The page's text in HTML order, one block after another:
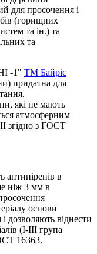
для просочення і
(горищних
та ін.) та
та
-1" ТМ Байріс
придатна для
які не мають
атмосферним
згідно з ГОСТ
антипіренів в
ніж 3 мм в
основи
дозволяють віднести
(І-ІІІ група
16363.